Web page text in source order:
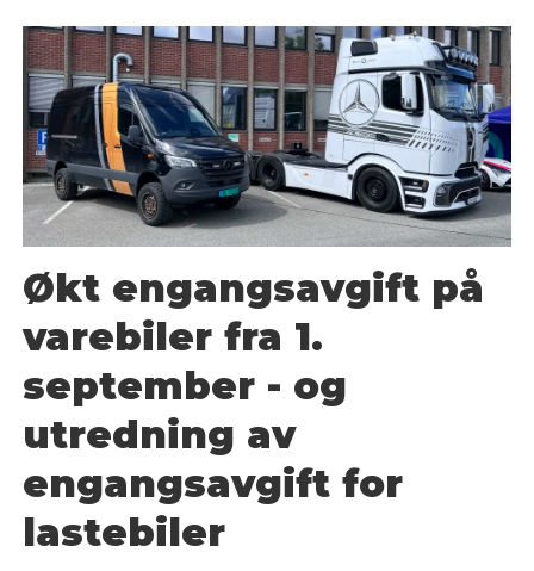
Økt engangsavgift på
varebiler fra 1.
september - og
utredning av
engangsavgift for
lastebiler